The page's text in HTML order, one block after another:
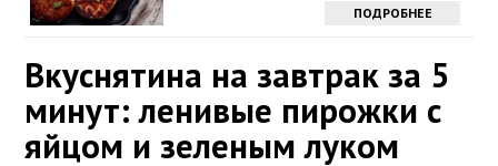
ПОДРОБНЕЕ
Вкуснятина на завтрак за 5
минут: ленивые пирожки с
яйцом и зеленым луком